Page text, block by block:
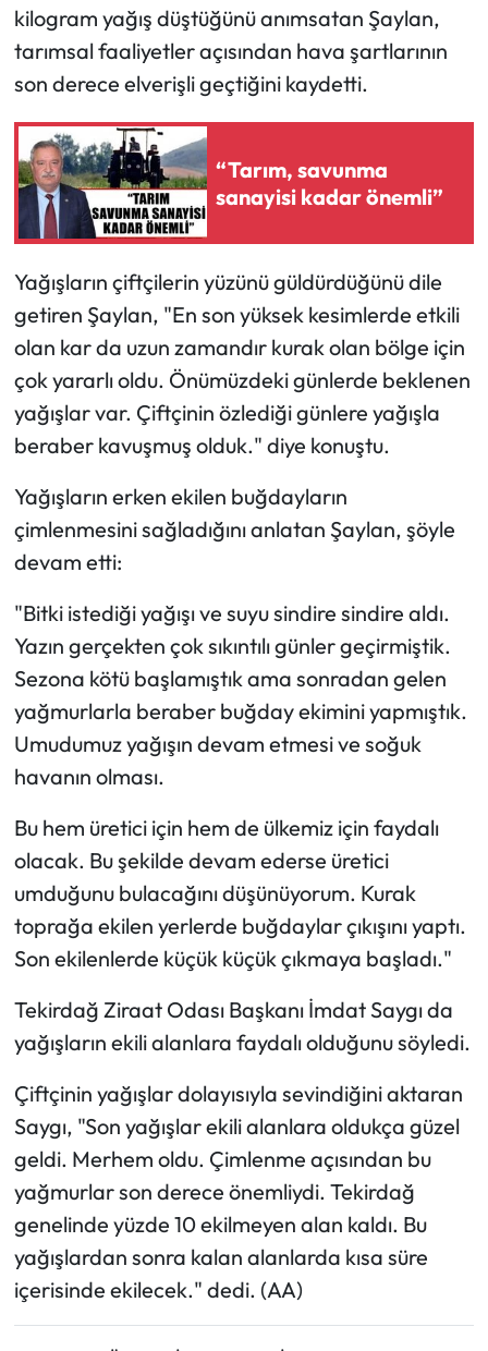
kilogram yağış düştüğünü anımsatan Şaylan,
tarımsal faaliyetler açısından hava şartlarının
son derece elverişli geçtiğini kaydetti.
“Tarım, savunma
sanayisi kadar önemli”
Yağışların çiftçilerin yüzünü güldürdüğünü dile
getiren Şaylan, "En son yüksek kesimlerde etkili
olan kar da uzun zamandır kurak olan bölge için
çok yararlı oldu. Önümüzdeki günlerde beklenen
yağışlar var. Çiftçinin özlediği günlere yağışla
beraber kavuşmuş olduk." diye konuştu.
Yağışların erken ekilen buğdayların
çimlenmesini sağladığını anlatan Şaylan, şöyle
devam etti:
"Bitki istediği yağışı ve suyu sindire sindire aldı.
Yazın gerçekten çok sıkıntılı günler geçirmiştik.
Sezona kötü başlamıştık ama sonradan gelen
yağmurlarla beraber buğday ekimini yapmıştık.
Umudumuz yağışın devam etmesi ve soğuk
havanın olması.
Bu hem üretici için hem de ülkemiz için faydalı
olacak. Bu şekilde devam ederse üretici
umduğunu bulacağını düşünüyorum. Kurak
toprağa ekilen yerlerde buğdaylar çıkışını yaptı.
Son ekilenlerde küçük küçük çıkmaya başladı."
Tekirdağ Ziraat Odası Başkanı İmdat Saygı da
yağışların ekili alanlara faydalı olduğunu söyledi.
Çiftçinin yağışlar dolayısıyla sevindiğini aktaran
Saygı, "Son yağışlar ekili alanlara oldukça güzel
geldi. Merhem oldu. Çimlenme açısından bu
yağmurlar son derece önemliydi. Tekirdağ
genelinde yüzde 10 ekilmeyen alan kaldı. Bu
yağışlardan sonra kalan alanlarda kısa süre
içerisinde ekilecek." dedi. (AA)